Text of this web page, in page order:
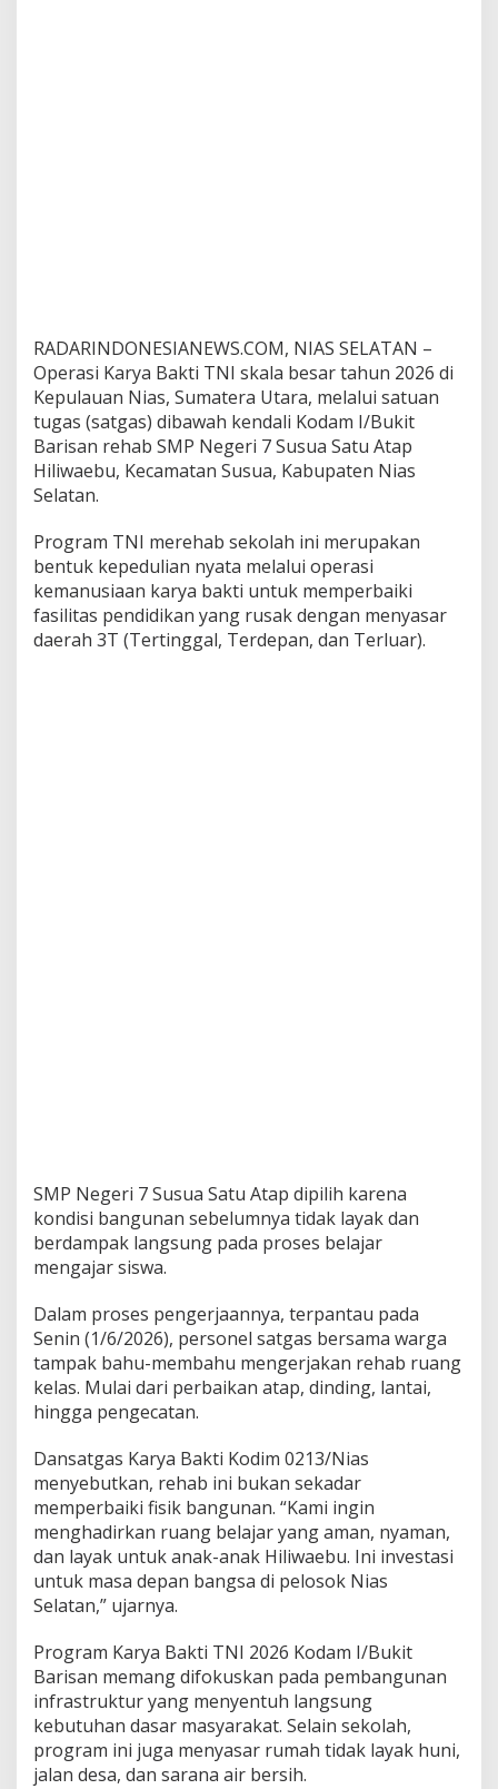
A
t
a
p
H
l
a
b
u
RADARINDONESIANEWS.COM, NIAS SELATAN –
Operasi Karya Bakti TNI skala besar tahun 2026 di
Kepulauan Nias, Sumatera Utara, melalui satuan
tugas (satgas) dibawah kendali Kodam I/Bukit
Barisan rehab SMP Negeri 7 Susua Satu Atap
Hiliwaebu, Kecamatan Susua, Kabupaten Nias
Selatan.
Program TNI merehab sekolah ini merupakan
bentuk kepedulian nyata melalui operasi
kemanusiaan karya bakti untuk memperbaiki
fasilitas pendidikan yang rusak dengan menyasar
daerah 3T (Tertinggal, Terdepan, dan Terluar).
SMP Negeri 7 Susua Satu Atap dipilih karena
kondisi bangunan sebelumnya tidak layak dan
berdampak langsung pada proses belajar
mengajar siswa.
Dalam proses pengerjaannya, terpantau pada
Senin (1/6/2026), personel satgas bersama warga
tampak bahu-membahu mengerjakan rehab ruang
kelas. Mulai dari perbaikan atap, dinding, lantai,
hingga pengecatan.
Dansatgas Karya Bakti Kodim 0213/Nias
menyebutkan, rehab ini bukan sekadar
memperbaiki fisik bangunan. “Kami ingin
menghadirkan ruang belajar yang aman, nyaman,
dan layak untuk anak-anak Hiliwaebu. Ini investasi
untuk masa depan bangsa di pelosok Nias
Selatan,” ujarnya.
Program Karya Bakti TNI 2026 Kodam I/Bukit
Barisan memang difokuskan pada pembangunan
infrastruktur yang menyentuh langsung
kebutuhan dasar masyarakat. Selain sekolah,
program ini juga menyasar rumah tidak layak huni,
jalan desa, dan sarana air bersih.